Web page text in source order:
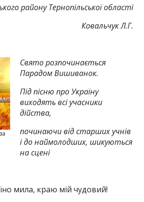
району Тернопільської області
Ковальчук Л.Г.
Свято розпочинається
Парадом Вишиванок.
Під пісню про Україну
виходять всі учасники
дійства,
починаючи від старших учнів
і до наймолодших, шикуються
на сцені
мила, краю мій чудовий!